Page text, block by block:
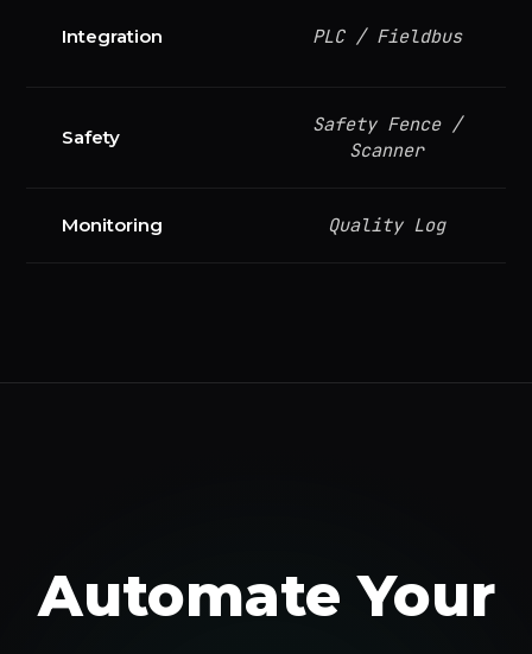
Integration PLC / Fieldbus
Safety
Safety Fence /
Scanner
Monitoring Quality Log
Automate Your